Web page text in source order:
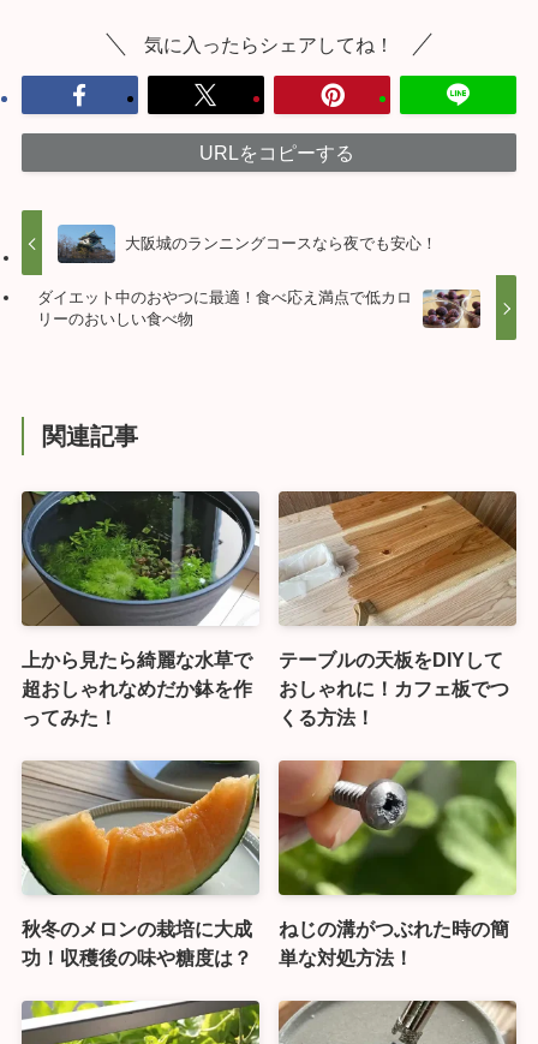
気に入ったらシェアしてね！
URLをコピーする
大阪城のランニングコースなら夜でも安心！
ダイエット中のおやつに最適！食べ応え満点で低カロ
リーのおいしい食べ物
関連記事
上から見たら綺麗な水草で
超おしゃれなめだか鉢を作
ってみた！
テーブルの天板をDIYして
おしゃれに！カフェ板でつ
くる方法！
秋冬のメロンの栽培に大成
功！収穫後の味や糖度は？
ねじの溝がつぶれた時の簡
単な対処方法！